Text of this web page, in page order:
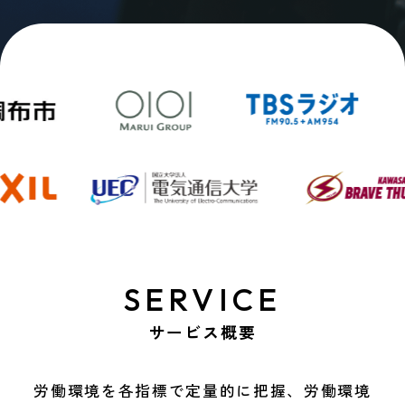
SERVICE
サービス概要
労働環境を各指標で定量的に把握、労働環境